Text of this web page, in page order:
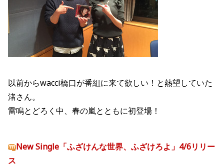
以前からwacci橋口が番組に来て欲しい！と熱望していた
渚さん。
雷鳴とどろく中、春の嵐とともに初登場！
New Single「ふざけんな世界、ふざけろよ」4/6リリー
ス